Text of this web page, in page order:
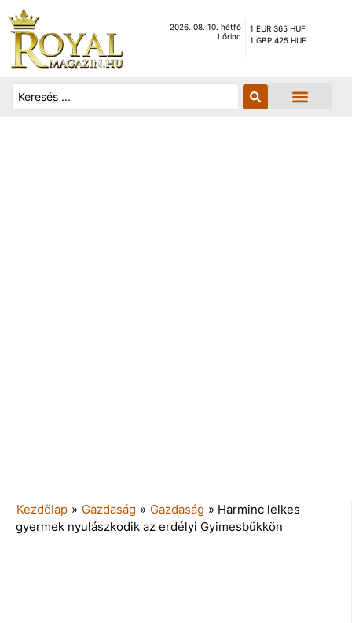
2026. 08. 10. hétfő
Lőrinc
1 EUR 365 HUF
1 GBP 425 HUF
Kezdőlap » Gazdaság » Gazdaság » Harminc lelkes
gyermek nyulászkodik az erdélyi Gyimesbükkön